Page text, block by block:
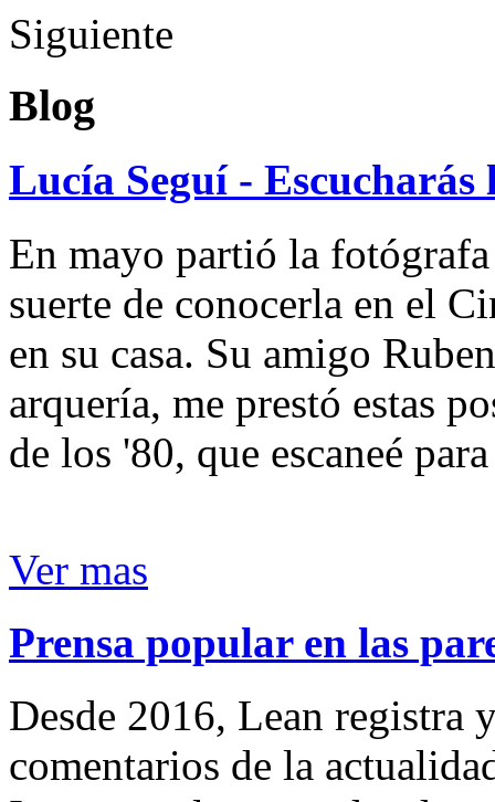
Siguiente
Blog
Lucía Seguí - Escucharás
En mayo partió la
suerte de conocerla en el
en su casa. Su amigo
arquería, me prestó estas
de los '80, que escaneé
Ver mas
Prensa popular en las
Desde 2016, Lean registra
comentarios de la